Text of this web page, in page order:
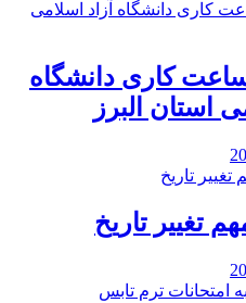
کاری دانشگاه
استان البرز
تغییر تاریخ